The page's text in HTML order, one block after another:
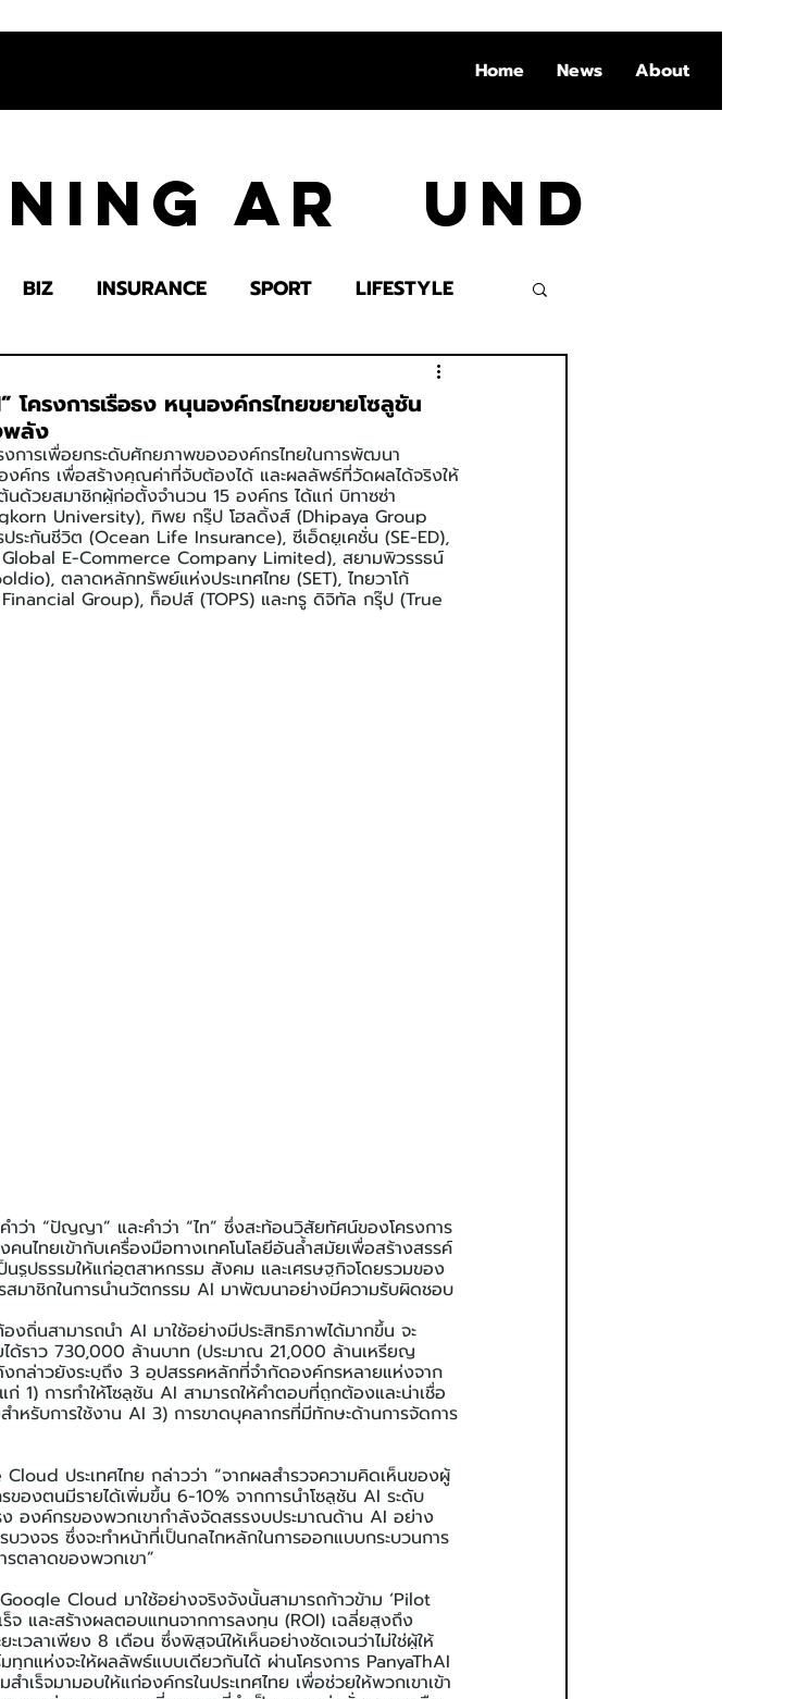
Home News About
Ar und
BIZ INSURANCE SPORT LIFESTYLE
ครงการเรือธง หนุนองค์กรไทยขยายโซลูชัน
พลัง
การเพื่อยกระดับศักยภาพขององค์กรไทยในการพัฒนา
งค์กร เพื่อสร้างคุณค่าที่จับต้องได้ และผลลัพธ์ที่วัดผลได้จริงให้
นด้วยสมาชิกผู้ก่อตั้งจำนวน 15 องค์กร ได้แก่ บิทาซซ่า
University), ทิพย กรุ๊ป โฮลดิ้งส์ (Dhipaya Group
ะกันชีวิต (Ocean Life Insurance), ซีเอ็ดยูเคชั่น (SE-ED),
E-Commerce Company Limited), สยามพิวรรธน์
ตลาดหลักทรัพย์แห่งประเทศไทย (SET), ไทยวาโก้
Group), ท็อปส์ (TOPS) และทรู ดิจิทัล กรุ๊ป (True
ำว่า “ปัญญา” และคำว่า “ไท” ซึ่งสะท้อนวิสัยทัศน์ของโครงการ
ไทยเข้ากับเครื่องมือทางเทคโนโลยีอันล้ำสมัยเพื่อสร้างสรรค์
รูปธรรมให้แก่อุตสาหกรรม สังคม และเศรษฐกิจโดยรวมของ
มาชิกในการนำนวัตกรรม AI มาพัฒนาอย่างมีความรับผิดชอบ
ถิ่นสามารถนำ AI มาใช้อย่างมีประสิทธิภาพได้มากขึ้น จะ
ได้ราว 730,000 ล้านบาท (ประมาณ 21,000 ล้านเหรียญ
ล่าวยังระบุถึง 3 อุปสรรคหลักที่จำกัดองค์กรหลายแห่งจาก
1) การทำให้โซลูชัน AI สามารถให้คำตอบที่ถูกต้องและน่าเชื่อ
รับการใช้งาน AI 3) การขาดบุคลากรที่มีทักษะด้านการจัดการ
ประเทศไทย กล่าวว่า “จากผลสำรวจความคิดเห็นของผู้
ของตนมีรายได้เพิ่มขึ้น 6-10% จากการนำโซลูชัน AI ระดับ
ง องค์กรของพวกเขากำลังจัดสรรงบประมาณด้าน AI อย่าง
จร ซึ่งจะทำหน้าที่เป็นกลไกหลักในการออกแบบกระบวนการ
รตลาดของพวกเขา”
Cloud มาใช้อย่างจริงจังนั้นสามารถก้าวข้าม ‘Pilot
จ และสร้างผลตอบแทนจากการลงทุน (ROI) เฉลี่ยสูงถึง
เวลาเพียง 8 เดือน ซึ่งพิสูจน์ให้เห็นอย่างชัดเจนว่าไม่ใช่ผู้ให้
กแห่งจะให้ผลลัพธ์แบบเดียวกันได้ ผ่านโครงการ PanyaThAI
เร็จมามอบให้แก่องค์กรในประเทศไทย เพื่อช่วยให้พวกเขาเข้า